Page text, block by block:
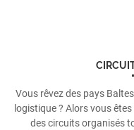
Vous rêvez des pays
logistique ? Alors vous
des circuits organisés